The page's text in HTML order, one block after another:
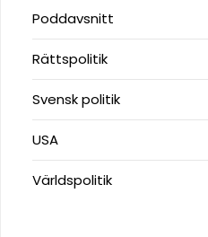
Poddavsnitt
Rättspolitik
Svensk politik
USA
Världspolitik